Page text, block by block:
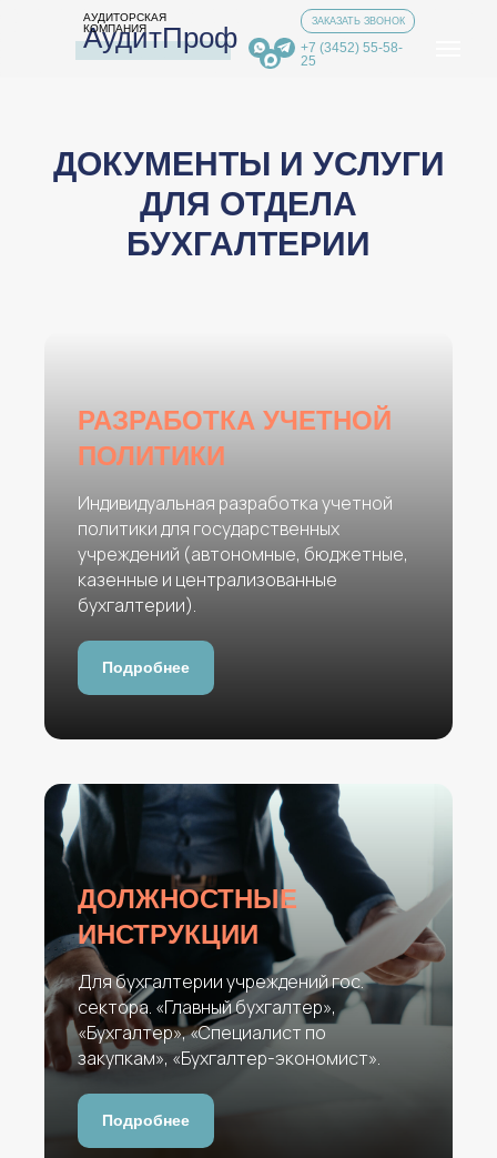
АудитПроф
АУДИТОРСКАЯ
КОМПАНИЯ
+7 (3452) 55-58-
25
ЗАКАЗАТЬ ЗВОНОК
ДОКУМЕНТЫ И УСЛУГИ
ДЛЯ ОТДЕЛА
БУХГАЛТЕРИИ
РАЗРАБОТКА УЧЕТНОЙ
ПОЛИТИКИ
Индивидуальная разработка учетной
политики для государственных
учреждений (автономные, бюджетные,
казенные и централизованные
бухгалтерии).
Подробнее
ДОЛЖНОСТНЫЕ
ИНСТРУКЦИИ
Для бухгалтерии учреждений гос.
сектора. «Главный бухгалтер»,
«Бухгалтер», «Специалист по
закупкам», «Бухгалтер-экономист».
Подробнее